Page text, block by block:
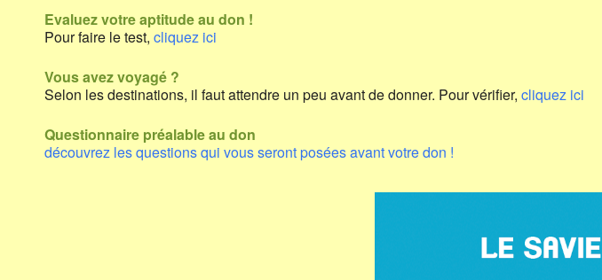
Evaluez votre aptitude au don !
Pour faire le test, cliquez ici
Vous avez voyagé ?
Selon les destinations, il faut attendre un peu avant de donner. Pour vérifier, cliquez ici
Questionnaire préalable au don
découvrez les questions qui vous seront posées avant votre don !